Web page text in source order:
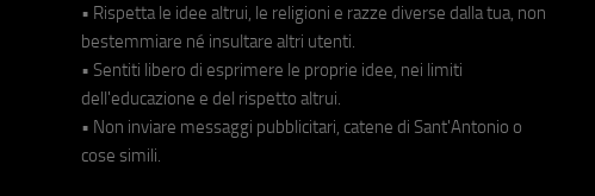
• Rispetta le idee altrui, le religioni e razze diverse dalla tua, non
bestemmiare né insultare altri utenti.
• Sentiti libero di esprimere le proprie idee, nei limiti
dell'educazione e del rispetto altrui.
• Non inviare messaggi pubblicitari, catene di Sant'Antonio o
cose simili.